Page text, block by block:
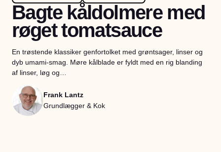
Bagte kåldolmere med
røget tomatsauce
En trøstende klassiker genfortolket med grøntsager, linser og
dyb umami-smag. Møre kålblade er fyldt med en rig blanding
af linser, løg og…
Frank Lantz
Grundlægger & Kok